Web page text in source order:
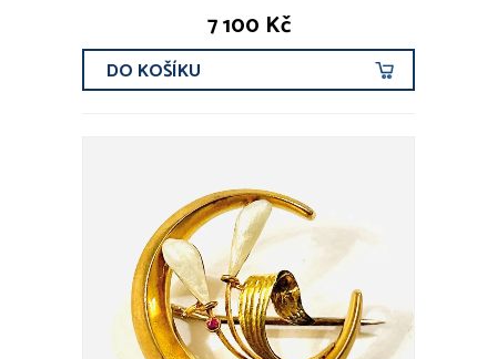
7 100 Kč
DO KOŠÍKU